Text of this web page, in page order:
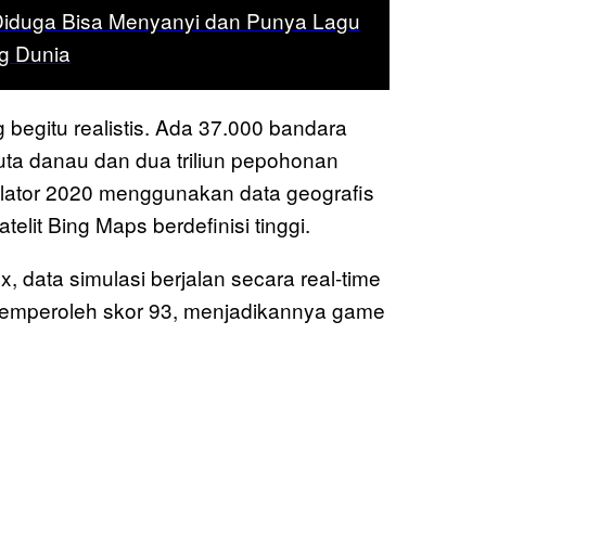
Bisa Menyanyi dan Punya Lagu
Dunia
realistis. Ada 37.000 bandara
danau dan dua triliun pepohonan
2020 menggunakan data geografis
Bing Maps berdefinisi tinggi.
data simulasi berjalan secara real-time
skor 93, menjadikannya game